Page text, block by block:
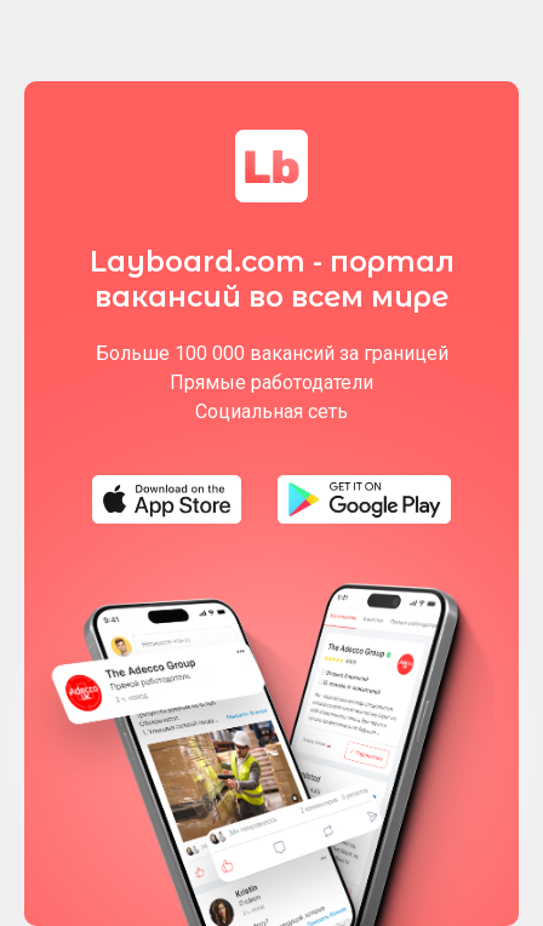
Layboard.com - портал
вакансий во всем мире
Больше 100 000 вакансий за границей
Прямые работодатели
Социальная сеть